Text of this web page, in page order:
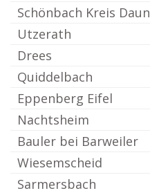
Schönbach Kreis Daun
Utzerath
Drees
Quiddelbach
Eppenberg Eifel
Nachtsheim
Bauler bei Barweiler
Wiesemscheid
Sarmersbach